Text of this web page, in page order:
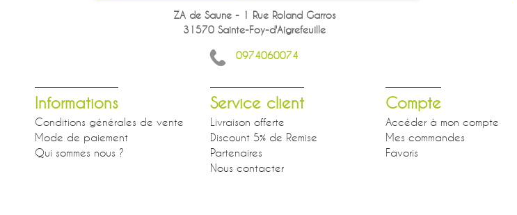
ZA de Saune - 1 Rue Roland Garros
31570 Sainte-Foy-d'Aigrefeuille
0974060074
Informations
Conditions générales de vente
Mode de paiement
Qui sommes nous ?
Service client
Livraison offerte
Discount 5% de Remise
Partenaires
Nous contacter
Compte
Accéder à mon compte
Mes commandes
Favoris